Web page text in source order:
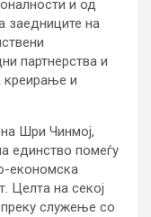
и од
заедниците на
партнерства и
креирање и
Шри Чинмој,
единство помеѓу
економска
Целта на секој
служење со